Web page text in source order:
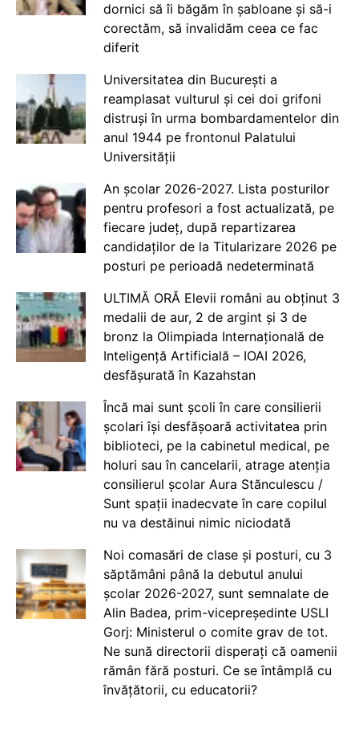
dornici să îi băgăm în șabloane și să-i
corectăm, să invalidăm ceea ce fac
diferit
Universitatea din București a
reamplasat vulturul și cei doi grifoni
distruși în urma bombardamentelor din
anul 1944 pe frontonul Palatului
Universității
An școlar 2026-2027. Lista posturilor
pentru profesori a fost actualizată, pe
fiecare județ, după repartizarea
candidaților de la Titularizare 2026 pe
posturi pe perioadă nedeterminată
ULTIMĂ ORĂ Elevii români au obținut 3
medalii de aur, 2 de argint și 3 de
bronz la Olimpiada Internațională de
Inteligență Artificială – IOAI 2026,
desfășurată în Kazahstan
Încă mai sunt școli în care consilierii
școlari își desfășoară activitatea prin
biblioteci, pe la cabinetul medical, pe
holuri sau în cancelarii, atrage atenția
consilierul școlar Aura Stănculescu /
Sunt spații inadecvate în care copilul
nu va destăinui nimic niciodată
Noi comasări de clase și posturi, cu 3
săptămâni până la debutul anului
școlar 2026-2027, sunt semnalate de
Alin Badea, prim-vicepreședinte USLI
Gorj: Ministerul o comite grav de tot.
Ne sună directorii disperați că oamenii
rămân fără posturi. Ce se întâmplă cu
învățătorii, cu educatorii?